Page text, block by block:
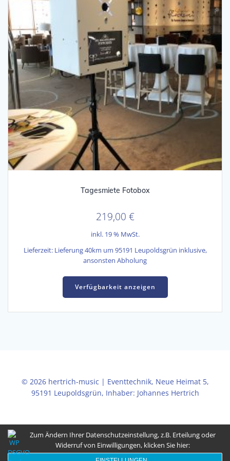
Tagesmiete Fotobox
219,00 €
inkl. 19 % MwSt.
Lieferzeit: Lieferung 40km um 95191 Leupoldsgrün inklusive,
ansonsten Abholung
Verfügbarkeit anzeigen
© 2026 hertrich-music | Eventtechnik, Neue Heimat 5,
95191 Leupoldsgrün, Inhaber: Johannes Hertrich
Zum Ändern Ihrer Datenschutzeinstellung, z.B. Erteilung oder
Widerruf von Einwilligungen, klicken Sie hier: